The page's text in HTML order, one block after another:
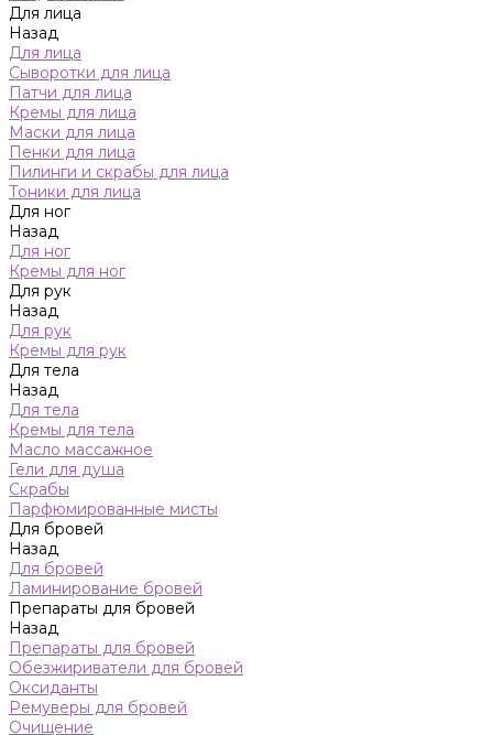
Для лица
Назад
Для лица
Сыворотки для лица
Патчи для лица
Кремы для лица
Маски для лица
Пенки для лица
Пилинги и скрабы для лица
Тоники для лица
Для ног
Назад
Для ног
Кремы для ног
Для рук
Назад
Для рук
Кремы для рук
Для тела
Назад
Для тела
Кремы для тела
Масло массажное
Гели для душа
Скрабы
Парфюмированные мисты
Для бровей
Назад
Для бровей
Ламинирование бровей
Препараты для бровей
Назад
Препараты для бровей
Обезжириватели для бровей
Оксиданты
Ремуверы для бровей
Очищение